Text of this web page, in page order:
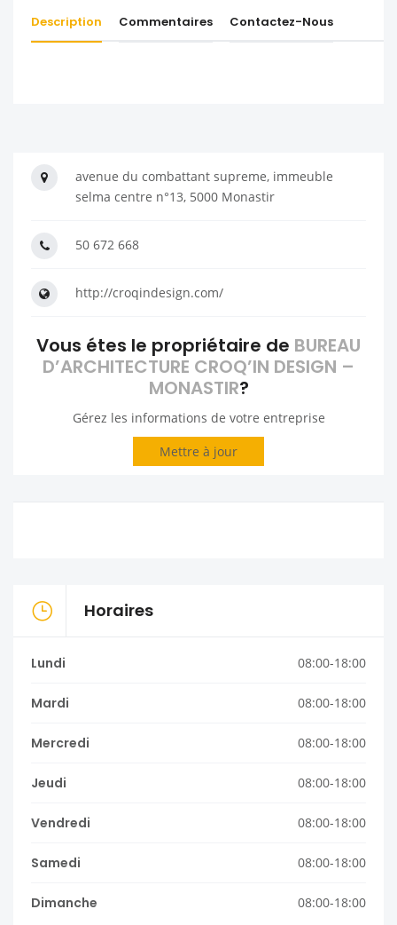
Description Commentaires Contactez-Nous
avenue du combattant supreme, immeuble
selma centre n°13, 5000 Monastir
50 672 668
http://croqindesign.com/
Vous étes le propriétaire de BUREAU
D’ARCHITECTURE CROQ’IN DESIGN –
MONASTIR?
Gérez les informations de votre entreprise
Mettre à jour
Horaires
Lundi 08:00-18:00
Mardi 08:00-18:00
Mercredi 08:00-18:00
Jeudi 08:00-18:00
Vendredi 08:00-18:00
Samedi 08:00-18:00
Dimanche 08:00-18:00